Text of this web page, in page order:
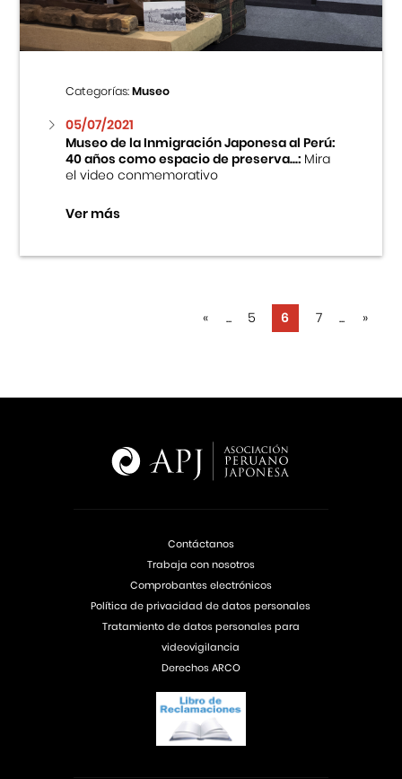
Categorías:Museo
05/07/2021
Museo de la Inmigración Japonesa al Perú:
40 años como espacio de preserva...:Mira
el video conmemorativo
Ver más
« ... 5 6 7 ... »
Contáctanos
Trabaja con nosotros
Comprobantes electrónicos
Política de privacidad de datos personales
Tratamiento de datos personales para
videovigilancia
Derechos ARCO